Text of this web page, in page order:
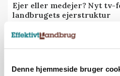
Denne hjemmeside bruger
Ejer eller medejer? Nyt
landbrugets ejerstruktur